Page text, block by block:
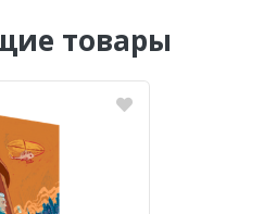
товары